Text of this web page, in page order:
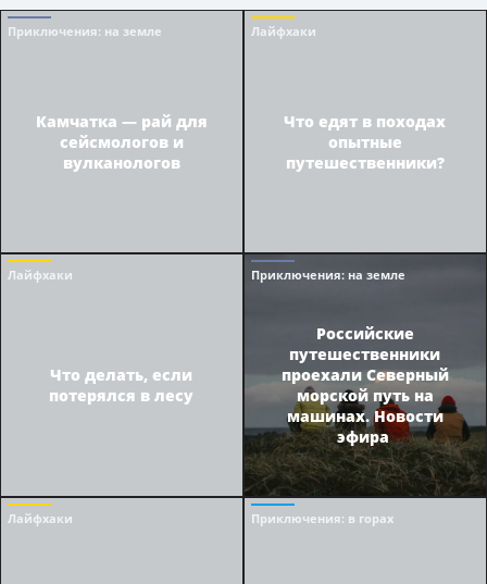
Приключения: на земле
Камчатка — рай для
сейсмологов и
вулканологов
Лайфхаки
Что едят в походах
опытные
путешественники?
Лайфхаки
Что делать, если
потерялся в лесу
Приключения: на земле
Российские
путешественники
проехали Северный
морской путь на
машинах. Новости
эфира
Лайфхаки Приключения: в горах